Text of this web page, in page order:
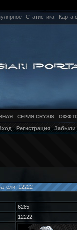
Статистика Карта
СЕРИЯ CRYSIS
Регистрация Забыли
12222
6285
12222